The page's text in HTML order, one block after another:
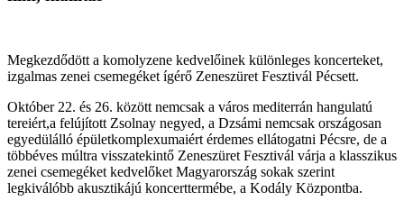
Megkezdődött a komolyzene kedvelőinek különleges koncerteket,
izgalmas zenei csemegéket ígérő Zeneszüret Fesztivál Pécsett.
Október 22. és 26. között nemcsak a város mediterrán hangulatú
tereiért,a felújított Zsolnay negyed, a Dzsámi nemcsak országosan
egyedülálló épületkomplexumaiért érdemes ellátogatni Pécsre, de a
többéves múltra visszatekintő Zeneszüret Fesztivál várja a klasszikus
zenei csemegéket kedvelőket Magyarország sokak szerint
legkiválóbb akusztikájú koncerttermébe, a Kodály Központba.